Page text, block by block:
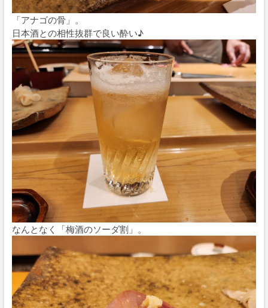
「アナゴの骨」。
日本酒との相性抜群で良い酔い♪
なんとなく「梅酒のソーダ割」。